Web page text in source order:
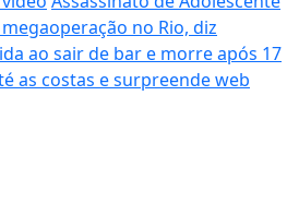
no Rio, diz
ao sair de bar e morre após 17
as costas e surpreende web